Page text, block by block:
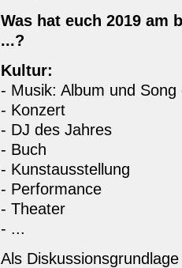
Was hat euch 2019 am
...?
Kultur:
- Musik: Album und Song
- Konzert
- DJ des Jahres
- Buch
- Kunstausstellung
- Performance
- Theater
- ...
Als